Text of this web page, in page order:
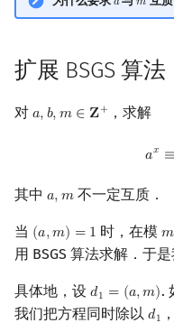
𝑎
a 𝑚
m
扩展 BSGS 算法
对 𝑎,𝑏,𝑚 ∈ 𝐙+
a, b, m∈Z + ，求解
𝑎𝑥 ≡
ax
其中 𝑎,𝑚
a, m不一定互质．
当 (𝑎,𝑚) = 1
(a,m)= 1 时，在模𝑚
m
用 BSGS 算法求解．于
具体地，设 𝑑1 = (𝑎,𝑚)
d1 =(a,m) .
我们把方程同时除以 d1